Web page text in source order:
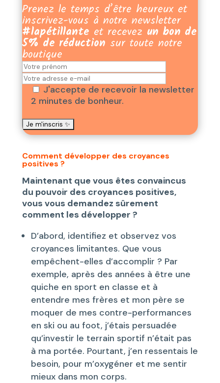
Prenez le temps d’être heureux et
inscrivez-vous à notre newsletter
#lapétillante et recevez un bon de
5% de réduction sur toute notre
boutique
J'accepte de recevoir la newsletter
2 minutes de bonheur.
Comment développer des croyances
positives ?
Maintenant que vous êtes convaincus
du pouvoir des croyances positives,
vous vous demandez sûrement
comment les développer ?
D’abord, identifiez et observez vos
croyances limitantes. Que vous
empêchent-elles d’accomplir ? Par
exemple, après des années à être une
quiche en sport en classe et à
entendre mes frères et mon père se
moquer de mes contre-performances
en ski ou au foot, j’étais persuadée
qu’investir le terrain sportif n’était pas
à ma portée. Pourtant, j’en ressentais le
besoin, pour m’oxygéner et me sentir
mieux dans mon corps.